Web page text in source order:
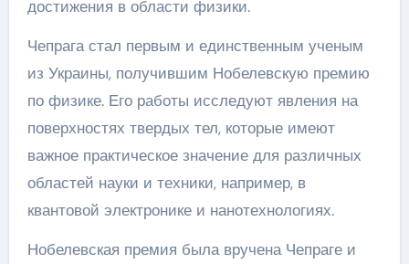
достижения в области физики.
Чепрага стал первым и единственным ученым
из Украины, получившим Нобелевскую премию
по физике. Его работы исследуют явления на
поверхностях твердых тел, которые имеют
важное практическое значение для различных
областей науки и техники, например, в
квантовой электронике и нанотехнологиях.
Нобелевская премия была вручена Чепраге и